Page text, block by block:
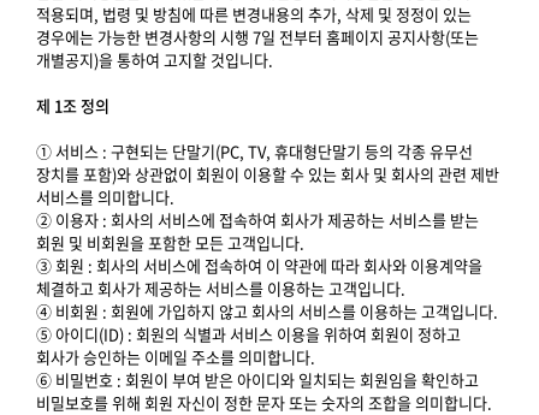
적용되며, 법령 및 방침에 따른 변경내용의 추가, 삭제 및 정정이 있는
경우에는 가능한 변경사항의 시행 7일 전부터 홈페이지 공지사항(또는
개별공지)을 통하여 고지할 것입니다.
제 1조 정의
① 서비스 : 구현되는 단말기(PC, TV, 휴대형단말기 등의 각종 유무선
장치를 포함)와 상관없이 회원이 이용할 수 있는 회사 및 회사의 관련 제반
서비스를 의미합니다.
② 이용자 : 회사의 서비스에 접속하여 회사가 제공하는 서비스를 받는
회원 및 비회원을 포함한 모든 고객입니다.
③ 회원 : 회사의 서비스에 접속하여 이 약관에 따라 회사와 이용계약을
체결하고 회사가 제공하는 서비스를 이용하는 고객입니다.
④ 비회원 : 회원에 가입하지 않고 회사의 서비스를 이용하는 고객입니다.
⑤ 아이디(ID) : 회원의 식별과 서비스 이용을 위하여 회원이 정하고
회사가 승인하는 이메일 주소를 의미합니다.
⑥ 비밀번호 : 회원이 부여 받은 아이디와 일치되는 회원임을 확인하고
비밀보호를 위해 회원 자신이 정한 문자 또는 숫자의 조합을 의미합니다.